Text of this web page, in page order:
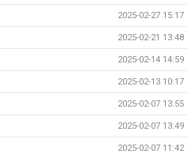
2025-02-27 15:17
2025-02-21 13:48
2025-02-14 14:59
2025-02-13 10:17
2025-02-07 13:55
2025-02-07 13:49
2025-02-07 11:42